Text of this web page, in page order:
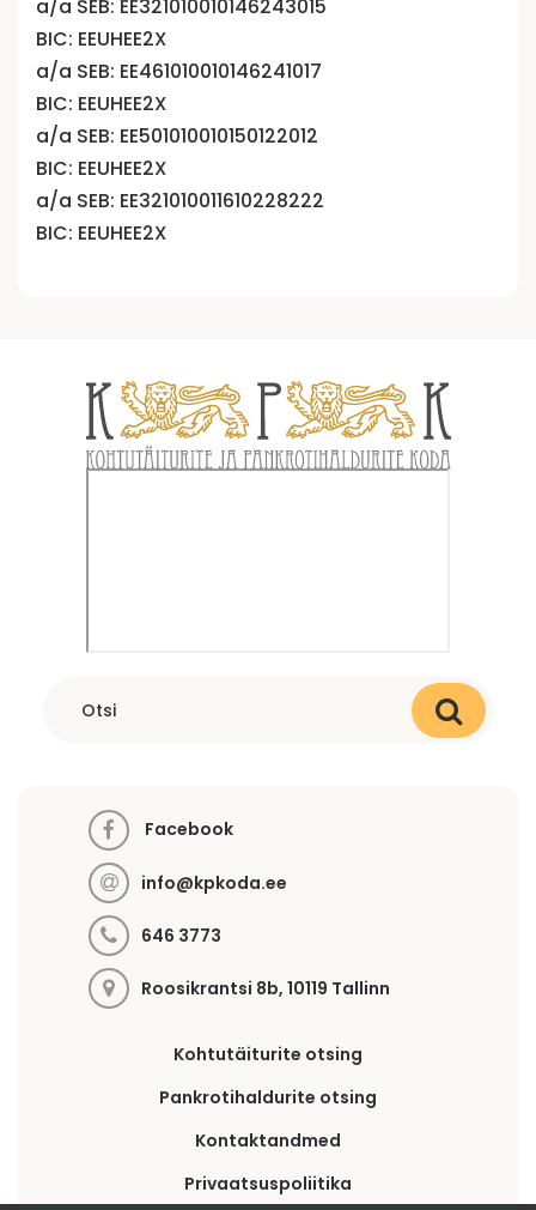
a/a SEB: EE321010010146243015
BIC: EEUHEE2X
a/a SEB: EE461010010146241017
BIC: EEUHEE2X
a/a SEB: EE501010010150122012
BIC: EEUHEE2X
a/a SEB: EE321010011610228222
BIC: EEUHEE2X
Facebook
info@kpkoda.ee
646 3773
Roosikrantsi 8b, 10119 Tallinn
Kohtutäiturite otsing
Pankrotihaldurite otsing
Kontaktandmed
Privaatsuspoliitika